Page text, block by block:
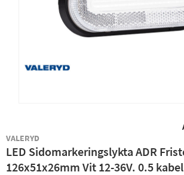
VALERYD
LED Sidomarkeringslykta ADR
126x51x26mm Vit 12-36V. 0.5 kabel